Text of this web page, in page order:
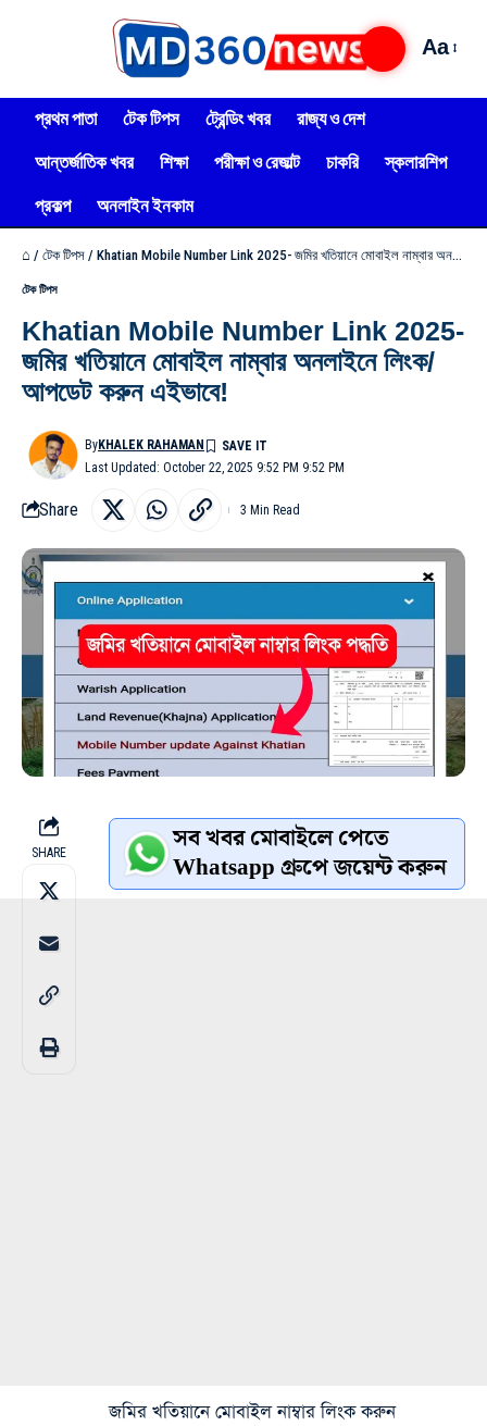
Aa
প্রথম পাতা টেক টিপস ট্রেন্ডিং খবর
রাজ্য ও দেশ
আন্তর্জাতিক খবর
শিক্ষা পরীক্ষা ও রেজাল্ট চাকরি
স্কলারশিপ
প্রকল্প
অনলাইন ইনকাম
⌂ / টেক টিপস / Khatian Mobile Number Link 2025- জমির খতিয়ানে মোবাইল নাম্বার অনলাইনে লিংক/আপডেট করুন এইভাবে!
টেক টিপস
Khatian Mobile Number Link 2025-
জমির খতিয়ানে মোবাইল নাম্বার অনলাইনে লিংক/
আপডেট করুন এইভাবে!
Last Updated: October 22, 2025 9:52 PM 9:52 PM
ByKHALEK RAHAMAN
Share 3 Min Read
SHARE সব খবর মোবাইলে পেতে
Whatsapp গ্রুপে জয়েন্ট করুন
জমির খতিয়ানে মোবাইল নাম্বার লিংক করুন